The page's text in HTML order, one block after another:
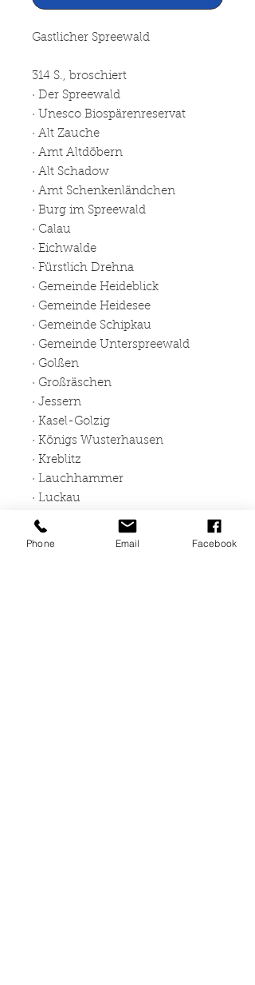
Gastlicher Spreewald
314 S., broschiert
· Der Spreewald
· Unesco Biospärenreservat
· Alt Zauche
· Amt Altdöbern
· Alt Schadow
· Amt Schenkenländchen
· Burg im Spreewald
· Calau
· Eichwalde
· Fürstlich Drehna
· Gemeinde Heideblick
· Gemeinde Heidesee
· Gemeinde Schipkau
· Gemeinde Unterspreewald
· Golßen
· Großräschen
· Jessern
· Kasel-Golzig
· Königs Wusterhausen
· Kreblitz
· Lauchhammer
· Luckau
· Lübben
· Lübbenau
Phone Email Facebook